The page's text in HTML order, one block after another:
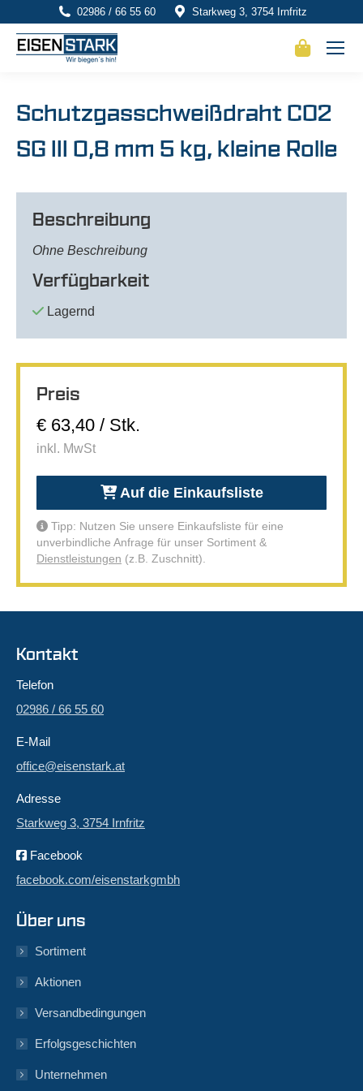
02986 / 66 55 60 Starkweg 3, 3754 Irnfritz
Schutzgasschweißdraht CO2
SG III 0,8 mm 5 kg, kleine Rolle
Beschreibung
Ohne Beschreibung
Verfügbarkeit
Lagernd
Preis
€ 63,40 / Stk.
inkl. MwSt
Auf die Einkaufsliste
Tipp: Nutzen Sie unsere Einkaufsliste für eine
unverbindliche Anfrage für unser Sortiment &
Dienstleistungen (z.B. Zuschnitt).
Kontakt
Telefon
02986 / 66 55 60
E-Mail
office@eisenstark.at
Adresse
Starkweg 3, 3754 Irnfritz
Facebook
facebook.com/eisenstarkgmbh
Über uns
Sortiment
Aktionen
Versandbedingungen
Erfolgsgeschichten
Unternehmen